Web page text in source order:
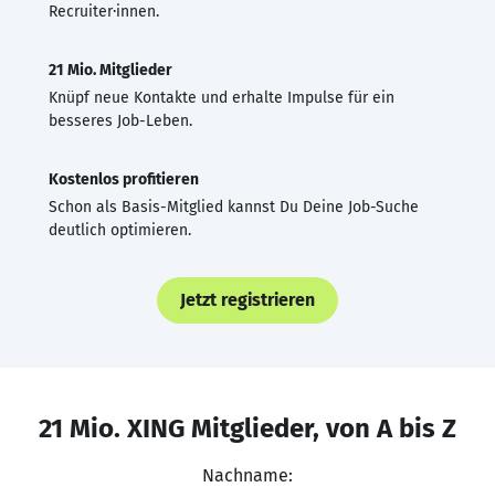
Recruiter·innen.
21 Mio. Mitglieder
Knüpf neue Kontakte und erhalte Impulse für ein
besseres Job-Leben.
Kostenlos profitieren
Schon als Basis-Mitglied kannst Du Deine Job-Suche
deutlich optimieren.
Jetzt registrieren
21 Mio. XING Mitglieder, von A bis Z
Nachname: